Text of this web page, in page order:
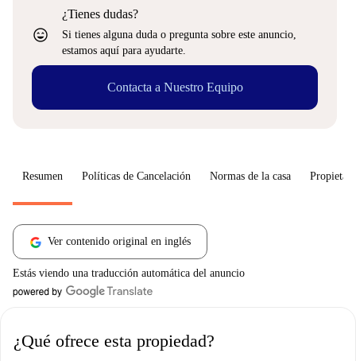
sentiment_very_satisfied
¿Tienes dudas?
Si tienes alguna duda o pregunta sobre este anuncio,
estamos aquí para ayudarte.
Contacta a Nuestro Equipo
Resumen Políticas de Cancelación Normas de la casa
Ver contenido original en inglés
Estás viendo una traducción automática del anuncio
¿Qué ofrece esta propiedad?